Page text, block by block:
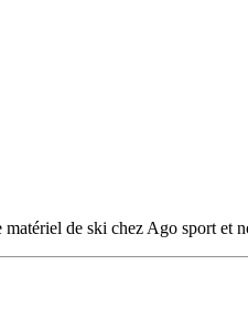
de ski chez Ago sport